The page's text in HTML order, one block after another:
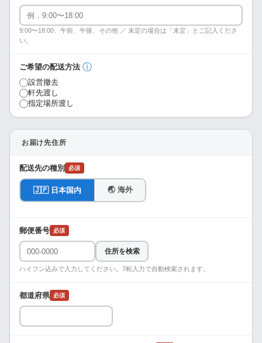
9:00〜18:00、午前、午後、その他 ／ 未定の場合は「未定」とご記入くださ
い。
ご希望の配送方法 ⓘ
設営撤去
軒先渡し
指定場所渡し
お届け先住所
配送先の種別 必須
🇯🇵 日本国内 🌏 海外
郵便番号 必須
住所を検索
ハイフン込みで入力してください。7桁入力で自動検索されます。
都道府県 必須